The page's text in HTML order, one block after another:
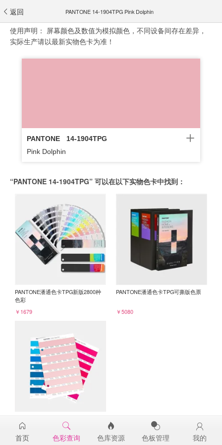
返回 PANTONE 14-1904TPG Pink Dolphin
使用声明： 屏幕颜色及数值为模拟颜色，不同设备间存在差异，
实际生产请以最新实物色卡为准！
PANTONE
14-1904TPG
Pink Dolphin
“PANTONE 14-1904TPG” 可以在以下实物色卡中找到：
PANTONE潘通色卡TPG新版2800种
色彩
￥1679
PANTONE潘通色卡TPG可撕版色票
￥5080
14-1904TPG
￥98
首页 色彩查询 色库资源 色板管理 我的